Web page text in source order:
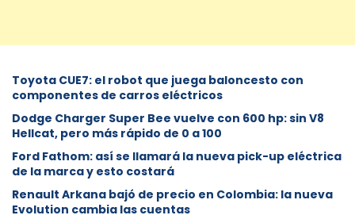
Toyota CUE7: el robot que juega baloncesto con
componentes de carros eléctricos
Dodge Charger Super Bee vuelve con 600 hp: sin V8
Hellcat, pero más rápido de 0 a 100
Ford Fathom: así se llamará la nueva pick-up eléctrica
de la marca y esto costará
Renault Arkana bajó de precio en Colombia: la nueva
Evolution cambia las cuentas